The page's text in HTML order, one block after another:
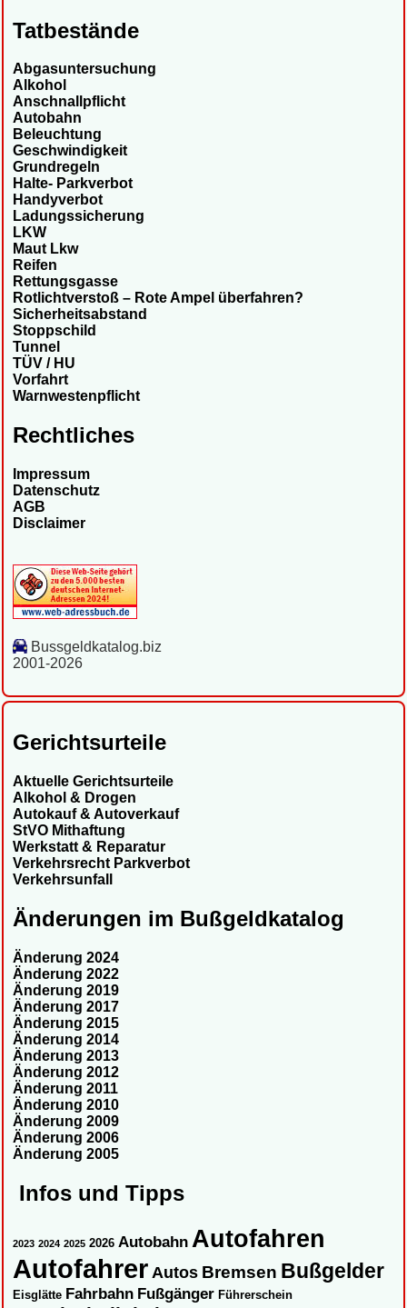
Tatbestände
Abgasuntersuchung
Alkohol
Anschnallpflicht
Autobahn
Beleuchtung
Geschwindigkeit
Grundregeln
Halte- Parkverbot
Handyverbot
Ladungssicherung
LKW
Maut Lkw
Reifen
Rettungsgasse
Rotlichtverstoß – Rote Ampel überfahren?
Sicherheitsabstand
Stoppschild
Tunnel
TÜV / HU
Vorfahrt
Warnwestenpflicht
Rechtliches
Impressum
Datenschutz
AGB
Disclaimer
Bussgeldkatalog.biz
2001-2026
Gerichtsurteile
Aktuelle Gerichtsurteile
Alkohol & Drogen
Autokauf & Autoverkauf
StVO Mithaftung
Werkstatt & Reparatur
Verkehrsrecht Parkverbot
Verkehrsunfall
Änderungen im Bußgeldkatalog
Änderung 2024
Änderung 2022
Änderung 2019
Änderung 2017
Änderung 2015
Änderung 2014
Änderung 2013
Änderung 2012
Änderung 2011
Änderung 2010
Änderung 2009
Änderung 2006
Änderung 2005
Infos und Tipps
2023 2024 2025 2026 Autobahn Autofahren
Autofahrer Autos Bremsen Bußgelder
Eisglätte Fahrbahn Fußgänger Führerschein